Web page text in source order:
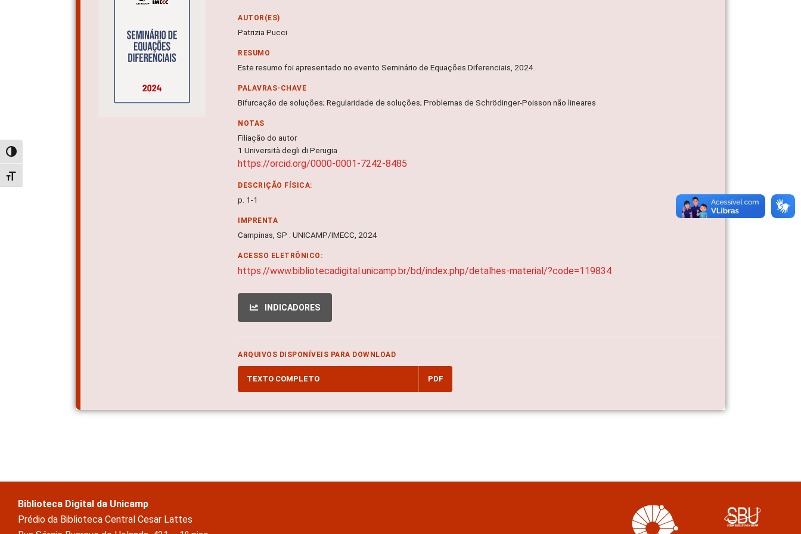
Alternar alto contraste
Alternar tamanho da fonte
AUTOR(ES)
Patrizia Pucci
RESUMO
Este resumo foi apresentado no evento Seminário de Equações Diferenciais, 2024.
PALAVRAS-CHAVE
Bifurcação de soluções; Regularidade de soluções; Problemas de Schrödinger-Poisson não lineares
NOTAS
Filiação do autor
1 Università degli di Perugia
https://orcid.org/0000-0001-7242-8485
DESCRIÇÃO FÍSICA:
p. 1-1
IMPRENTA
Campinas, SP : UNICAMP/IMECC, 2024
ACESSO ELETRÔNICO:
https://www.bibliotecadigital.unicamp.br/bd/index.php/detalhes-material/?code=119834
INDICADORES
ARQUIVOS DISPONÍVEIS PARA DOWNLOAD
TEXTO COMPLETO PDF
Biblioteca Digital da Unicamp
Prédio da Biblioteca Central Cesar Lattes